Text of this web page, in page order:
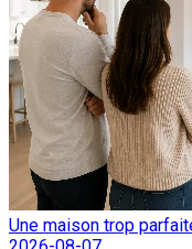
Une maison trop